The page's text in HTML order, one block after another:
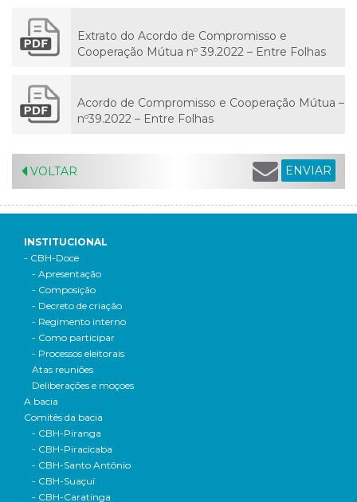
Extrato do Acordo de Compromisso e
Cooperação Mútua nº 39.2022 – Entre Folhas
Acordo de Compromisso e Cooperação Mútua –
nº39.2022 – Entre Folhas
VOLTAR ENVIAR
INSTITUCIONAL
- CBH-Doce
- Apresentação
- Composição
- Decreto de criação
- Regimento interno
- Como participar
- Processos eleitorais
Atas reuniões
Deliberações e moçoes
A bacia
Comitês da bacia
- CBH-Piranga
- CBH-Piracicaba
- CBH-Santo Antônio
- CBH-Suaçuí
- CBH-Caratinga